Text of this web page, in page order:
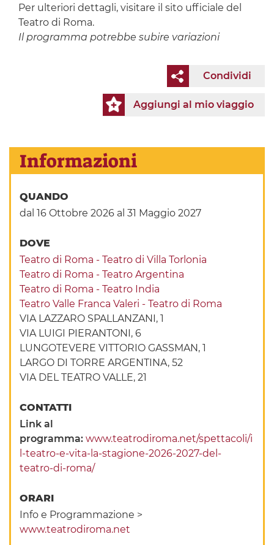
Per ulteriori dettagli, visitare il sito ufficiale del
Teatro di Roma.
Il programma potrebbe subire variazioni
Condividi
Aggiungi al mio viaggio
Informazioni
QUANDO
dal 16 Ottobre 2026 al 31 Maggio 2027
DOVE
Teatro di Roma - Teatro di Villa Torlonia
Teatro di Roma - Teatro Argentina
Teatro di Roma - Teatro India
Teatro Valle Franca Valeri - Teatro di Roma
VIA LAZZARO SPALLANZANI, 1
VIA LUIGI PIERANTONI, 6
LUNGOTEVERE VITTORIO GASSMAN, 1
LARGO DI TORRE ARGENTINA, 52
VIA DEL TEATRO VALLE, 21
CONTATTI
Link al
programma:www.teatrodiroma.net/spettacoli/i
l-teatro-e-vita-la-stagione-2026-2027-del-
teatro-di-roma/
ORARI
Info e Programmazione >
www.teatrodiroma.net